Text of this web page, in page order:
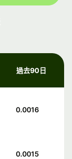
過去90日
0.0016
0.0015